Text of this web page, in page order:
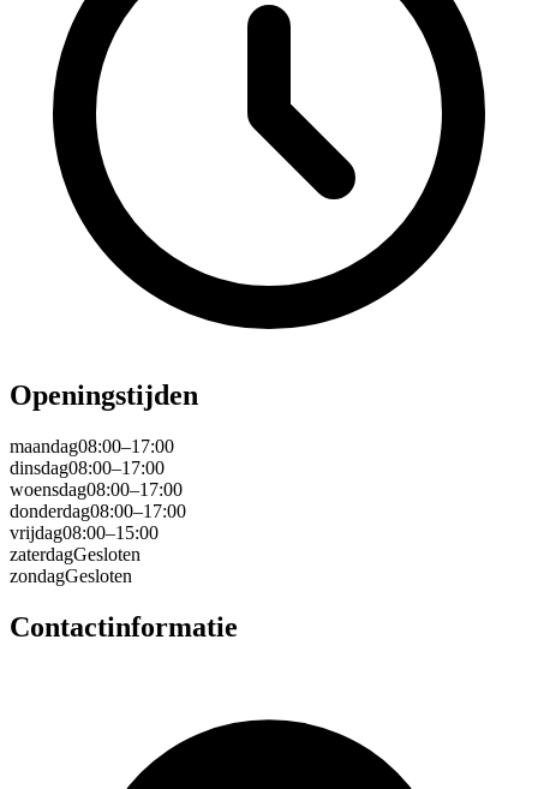
Openingstijden
maandag08:00–17:00
dinsdag08:00–17:00
woensdag08:00–17:00
donderdag08:00–17:00
vrijdag08:00–15:00
zaterdagGesloten
zondagGesloten
Contactinformatie